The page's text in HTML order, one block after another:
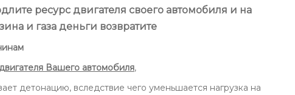
ресурс двигателя своего автомобиля и на
и газа деньги возвратите
Вашего автомобиля,
детонацию, вследствие чего уменьшается нагрузка на